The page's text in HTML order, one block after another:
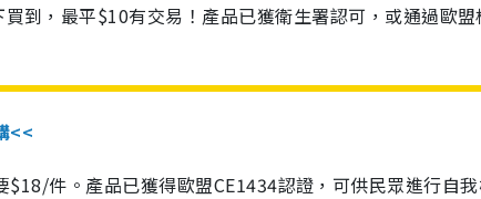
到，最平$10有交易！產品已獲衛生署認可，或通過歐盟
<<
件。產品已獲得歐盟CE1434認證，可供民眾進行自